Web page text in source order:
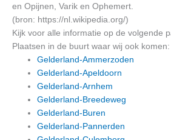
en Opijnen, Varik en Ophemert.
(bron: https://nl.wikipedia.org/)
Kijk voor alle informatie op de volgende
Plaatsen in de buurt waar wij ook komen:
Gelderland-Ammerzoden
Gelderland-Apeldoorn
Gelderland-Arnhem
Gelderland-Breedeweg
Gelderland-Buren
Gelderland-Pannerden